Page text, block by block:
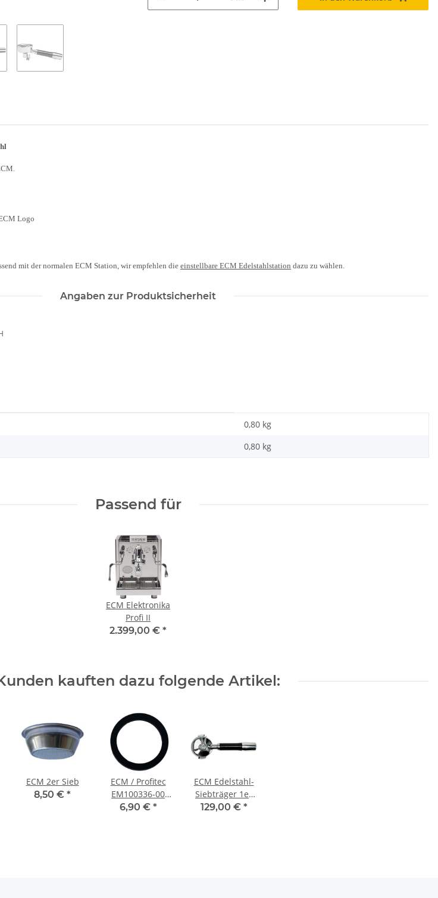
Logo
mit der normalen ECM Station, wir empfehlen die einstellbare ECM Edelstahlstation dazu zu wählen.
Angaben zur Produktsicherheit
0,80 kg
0,80 kg
Passend für
ECM Elektronika
Profi II
2.399,00 € *
kauften dazu folgende Artikel:
ECM 2er Sieb
8,50 € *
ECM / Profitec
EM100336-00
Brühgruppendichtung
6,90 € *
ECM Edelstahl-
Siebträger 1er
Auslauf
129,00 € *